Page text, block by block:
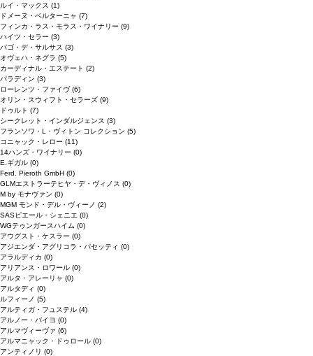
ルイ・マックス (1)
ドメーヌ・ベルターニャ (7)
フィンカ・ラス・モラス・ワイナリー (9)
ハイツ・セラー (3)
パゴ・デ・サルサス (3)
オヴェハ・ネグラ (5)
カーディナル・エステート (2)
パラディン (3)
ローレンツ・ファイヴ(6)
オリン・スウィフト・セラーズ (9)
ドゥルト (7)
シークレット・インダルジェンス (3)
フランソワ・L・ヴィトン コレクション (5)
コニャック・レロー (11)
14ハンズ・ワイナリー (0)
E.ギガル (0)
Ferd. Pieroth GmbH (0)
GLMエストラーテヒヤ・デ・ヴィノス (0)
M by モナヴァン (0)
MGM モンド・デル・ヴィーノ (2)
SASピエール・シェニエ (0)
WGテゥンガースハイム (0)
アウグスト・ケスラー (0)
アジエンダ・アグリコラ・パセッティ (0)
アラルディカ (0)
アリアンス・ロワール (0)
アルタ・アレーリャ (0)
アルタディ (0)
ルフィーノ (5)
アルティガ・フュステル (4)
アルノー・バイヨ (0)
アルマヴィーヴァ (6)
アルマニャック・ドゥロール (0)
アンティノリ (0)